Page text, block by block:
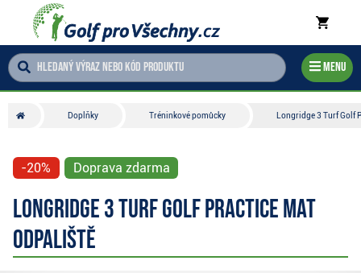
Menu
Doplňky Tréninkové pomůcky Longridge 3 Turf Golf
-20% Doprava zdarma
Longridge 3 Turf Golf Practice Mat
odpaliště